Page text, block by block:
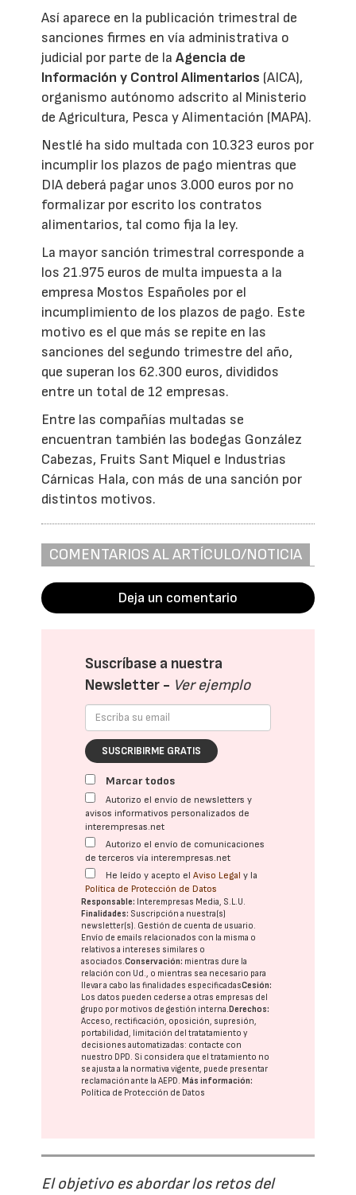
Así aparece en la publicación trimestral de
sanciones firmes en vía administrativa o
judicial por parte de laAgencia de
Información y Control Alimentarios (AICA),
organismo autónomo adscrito al Ministerio
de Agricultura, Pesca y Alimentación (MAPA).
Nestlé ha sido multada con 10.323 euros por
incumplir los plazos de pago mientras que
DIA deberá pagar unos 3.000 euros por no
formalizar por escrito los contratos
alimentarios, tal como fija la ley.
La mayor sanción trimestral corresponde a
los 21.975 euros de multa impuesta a la
empresa Mostos Españoles por el
incumplimiento de los plazos de pago. Este
motivo es el que más se repite en las
sanciones del segundo trimestre del año,
que superan los 62.300 euros, divididos
entre un total de 12 empresas.
Entre las compañías multadas se
encuentran también las bodegas González
Cabezas, Fruits Sant Miquel e Industrias
Cárnicas Hala, con más de una sanción por
distintos motivos.
COMENTARIOS AL ARTÍCULO/NOTICIA
Deja un comentario
Suscríbase a nuestra
Newsletter - Ver ejemplo
SUSCRIBIRME GRATIS
Marcar todos
Autorizo el envío de newsletters y
avisos informativos personalizados de
interempresas.net
Autorizo el envío de comunicaciones
de terceros vía interempresas.net
He leído y acepto elAviso Legal y la
Política de Protección de Datos
Responsable: Interempresas Media, S.L.U.
Finalidades: Suscripción a nuestra(s)
newsletter(s). Gestión de cuenta de usuario.
Envío de emails relacionados con la misma o
relativos a intereses similares o
asociados.Conservación: mientras dure la
relación con Ud., o mientras sea necesario para
llevar a cabo las finalidades especificadasCesión:
Los datos pueden cederse a otras empresas del
grupo por motivos de gestión interna.Derechos:
Acceso, rectificación, oposición, supresión,
portabilidad, limitación del tratatamiento y
decisiones automatizadas: contacte con
nuestro DPD. Si considera que el tratamiento no
se ajusta a la normativa vigente, puede presentar
reclamación ante laAEPD.Más información:
Política de Protección de Datos
El objetivo es abordar los retos del